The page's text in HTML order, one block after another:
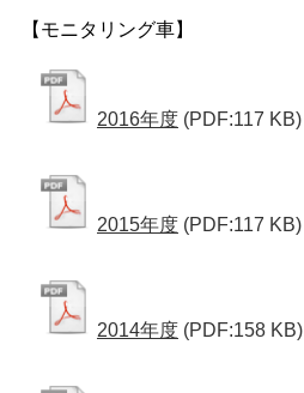
【モニタリング車】
2016年度 (PDF:117 KB)
2015年度 (PDF:117 KB)
2014年度 (PDF:158 KB)